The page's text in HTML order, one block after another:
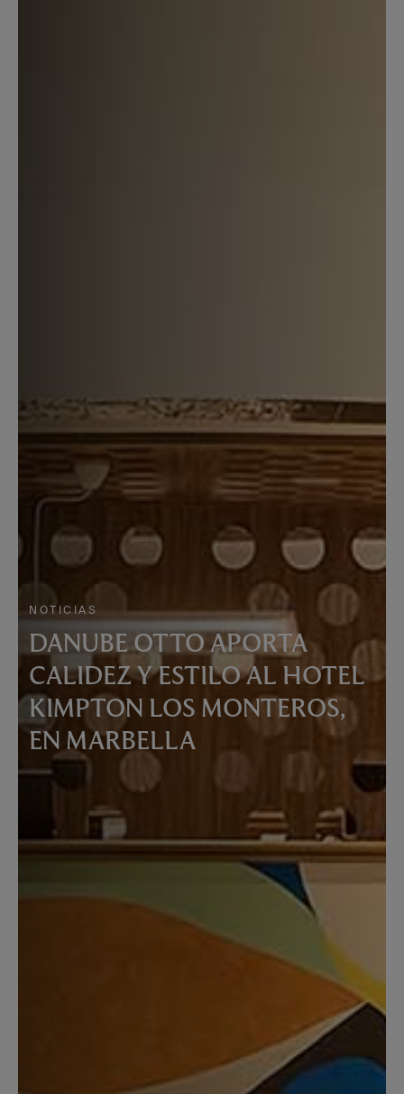
NOTICIAS
DANUBE OTTO APORTA
CALIDEZ Y ESTILO AL HOTEL
KIMPTON LOS MONTEROS,
EN MARBELLA